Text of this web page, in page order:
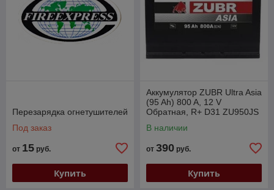
Перезарядка огнетушителей
Под заказ
от 15 руб.
Купить
Аккумулятор ZUBR Ultra Asia
(95 Ah) 800 A, 12 V
Обратная, R+ D31 ZU950JS
В наличии
от 390 руб.
Купить